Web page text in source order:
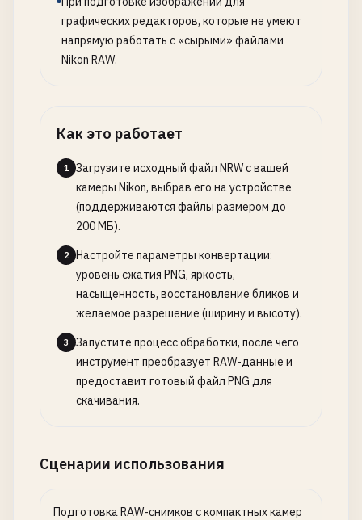
графических редакторов, которые не умеют
напрямую работать с «сырыми» файлами
Nikon RAW.
Как это работает
1
Загрузите исходный файл NRW с вашей
камеры Nikon, выбрав его на устройстве
(поддерживаются файлы размером до
200 МБ).
2
Настройте параметры конвертации:
уровень сжатия PNG, яркость,
насыщенность, восстановление бликов и
желаемое разрешение (ширину и высоту).
3
Запустите процесс обработки, после чего
инструмент преобразует RAW-данные и
предоставит готовый файл PNG для
скачивания.
Сценарии использования
Подготовка RAW-снимков с компактных камер